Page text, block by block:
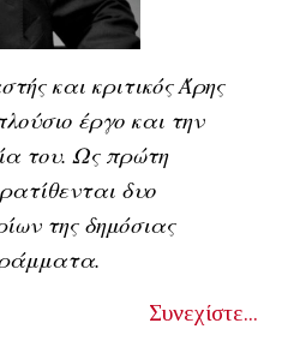
και κριτικός Άρης
έργο και την
του. Ως πρώτη
δυο
της δημόσιας
Συνεχίστε...